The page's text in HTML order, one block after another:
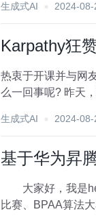
生成式AI 2024-08-
Karpathy狂
热衷于开课并与网
么一回事呢? 昨天
生成式AI 2024-08-
基于华为昇
大家好，我是
比赛、BPAA算法